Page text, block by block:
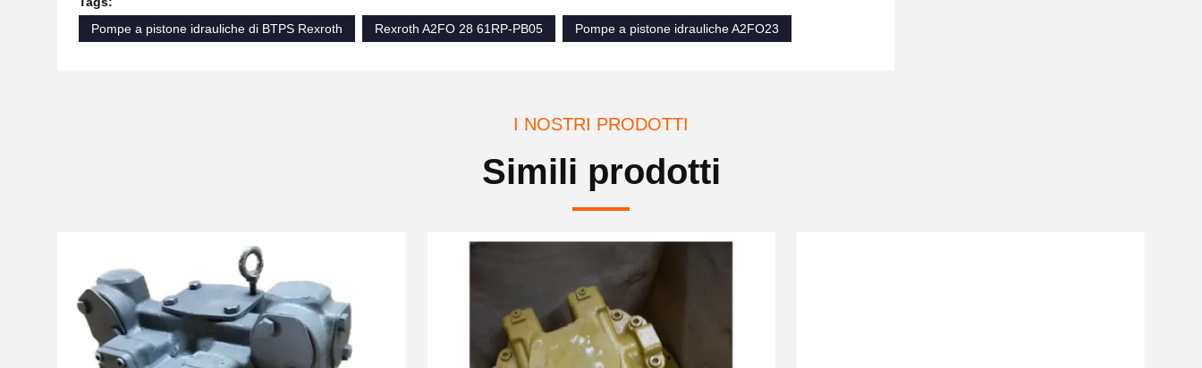
Pompe a pistone idrauliche di BTPS Rexroth
Rexroth A2FO 28 61RP-PB05 Pompe a pistone idrauliche A2FO23
I NOSTRI PRODOTTI
Simili prodotti